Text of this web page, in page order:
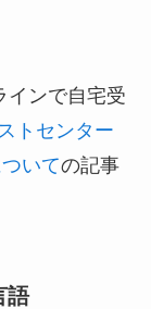
インで自宅受
トセンター
いての記事
語